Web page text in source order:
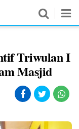
Triwulan I
Masjid